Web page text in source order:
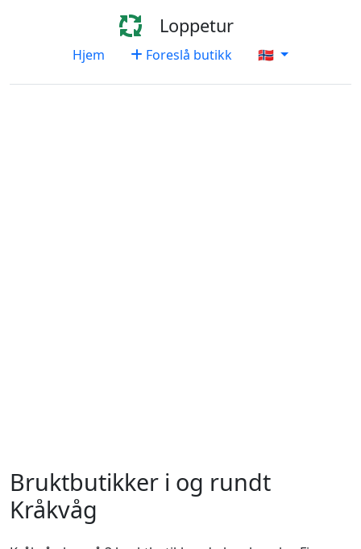
Loppetur
Hjem Foreslå butikk 🇳🇴
Bruktbutikker i og rundt
Kråkvåg